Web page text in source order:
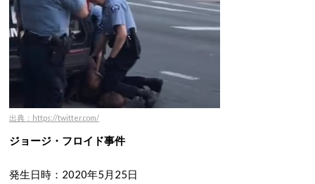
出典：https://twitter.com/
ジョージ・フロイド事件
発生日時：2020年5月25日